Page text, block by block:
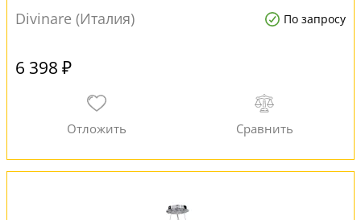
Divinare (Италия) По запросу
6 398 ₽